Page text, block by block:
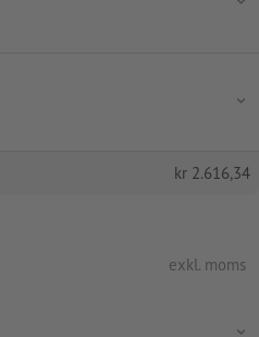
kr 2.616,34
exkl. moms